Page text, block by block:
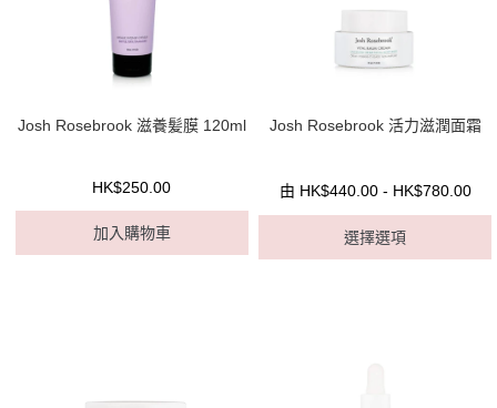
Josh Rosebrook 滋養髪膜 120ml
HK$250.00
加入購物車
Josh Rosebrook 活力滋潤面霜
由 HK$440.00 - HK$780.00
選擇選項